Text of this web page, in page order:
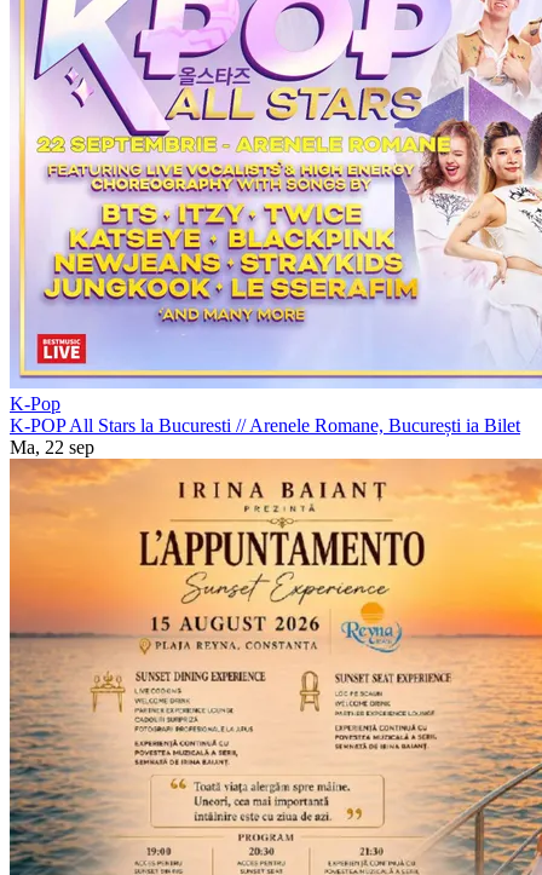
K-Pop
K-POP All Stars la Bucuresti //Arenele Romane, București ia Bilet
Ma, 22 sep